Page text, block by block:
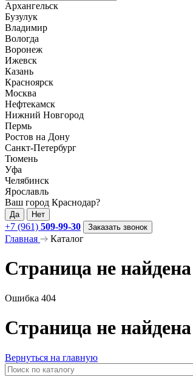
Архангельск
Бузулук
Владимир
Вологда
Воронеж
Ижевск
Казань
Красноярск
Москва
Нефтекамск
Нижний Новгород
Пермь
Ростов на Дону
Санкт-Петербург
Тюмень
Уфа
Челябинск
Ярославль
Ваш город Краснодар?
Да Нет
+7 (961) 509-99-30 Заказать звонок
Главная Каталог
Страница не найдена
Ошибка 404
Страница не найдена
Вернуться на главную